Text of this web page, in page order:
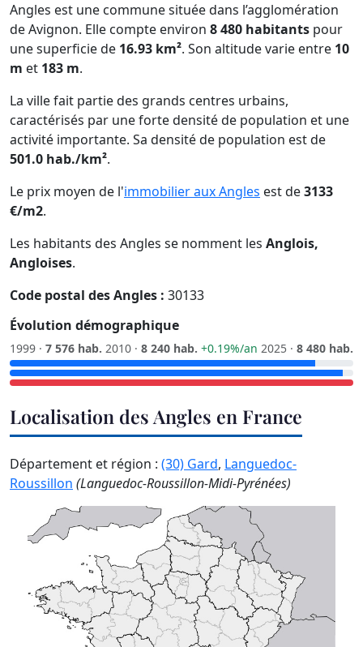
Angles est une commune située dans l’agglomération
de Avignon. Elle compte environ 8 480 habitants pour
une superficie de 16.93 km². Son altitude varie entre 10
m et 183 m.
La ville fait partie des grands centres urbains,
caractérisés par une forte densité de population et une
activité importante. Sa densité de population est de
501.0 hab./km².
Le prix moyen de l'immobilier aux Angles est de3133
€/m2.
Les habitants des Angles se nomment les Anglois,
Angloises.
Code postal des Angles : 30133
Évolution démographique
1999 · 7 576 hab. 2010 · 8 240 hab. +0.19%/an 2025 · 8 480 hab.
Localisation des Angles en France
Département et région : (30) Gard, Languedoc-
Roussillon (Languedoc-Roussillon-Midi-Pyrénées)